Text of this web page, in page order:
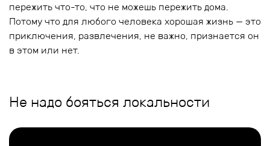
пережить что-то, что не можешь пережить дома.
Потому что для любого человека хорошая жизнь — это
приключения, развлечения, не важно, признается он
в этом или нет.
Не надо бояться локальности